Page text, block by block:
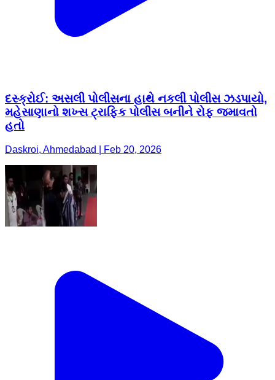
દસ્ક્રોઈ: અસલી પોલીસના હાથે નકલી પોલીસ ઝડપાયો,
મહેસાણાનો શખ્સ ટ્રાફિક પોલીસ બનીને રોફ જમાવતો
હતો
Daskroi, Ahmedabad | Feb 20, 2026